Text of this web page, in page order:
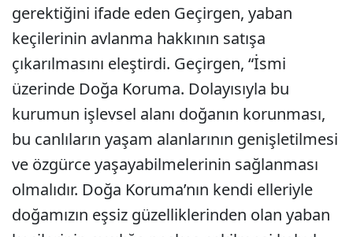
gerektiğini ifade eden Geçirgen, yaban
keçilerinin avlanma hakkının satışa
çıkarılmasını eleştirdi. Geçirgen, “İsmi
üzerinde Doğa Koruma. Dolayısıyla bu
kurumun işlevsel alanı doğanın korunması,
bu canlıların yaşam alanlarının genişletilmesi
ve özgürce yaşayabilmelerinin sağlanması
olmalıdır. Doğa Koruma’nın kendi elleriyle
doğamızın eşsiz güzelliklerinden olan yaban